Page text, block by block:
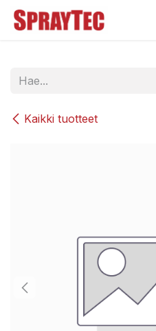
Siirry sisältöön
Kaikki tuotteet